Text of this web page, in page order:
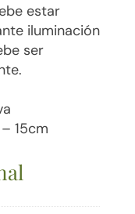
estar
iluminación
ser
15cm